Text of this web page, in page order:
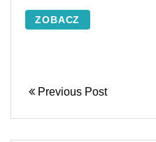
ZOBACZ
Previous Post